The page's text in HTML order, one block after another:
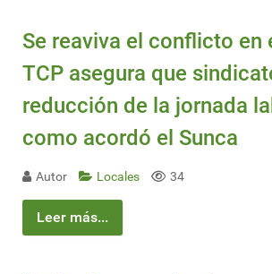
Se reaviva el conflicto en
TCP asegura que
reducción de la jornada
como acordó el Sunca
Autor Locales 34
Leer más...